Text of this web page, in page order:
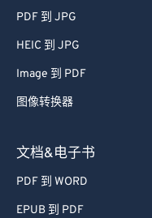
PDF 到 JPG
HEIC 到 JPG
Image 到 PDF
图像转换器
文档&电子书
PDF 到 WORD
EPUB 到 PDF